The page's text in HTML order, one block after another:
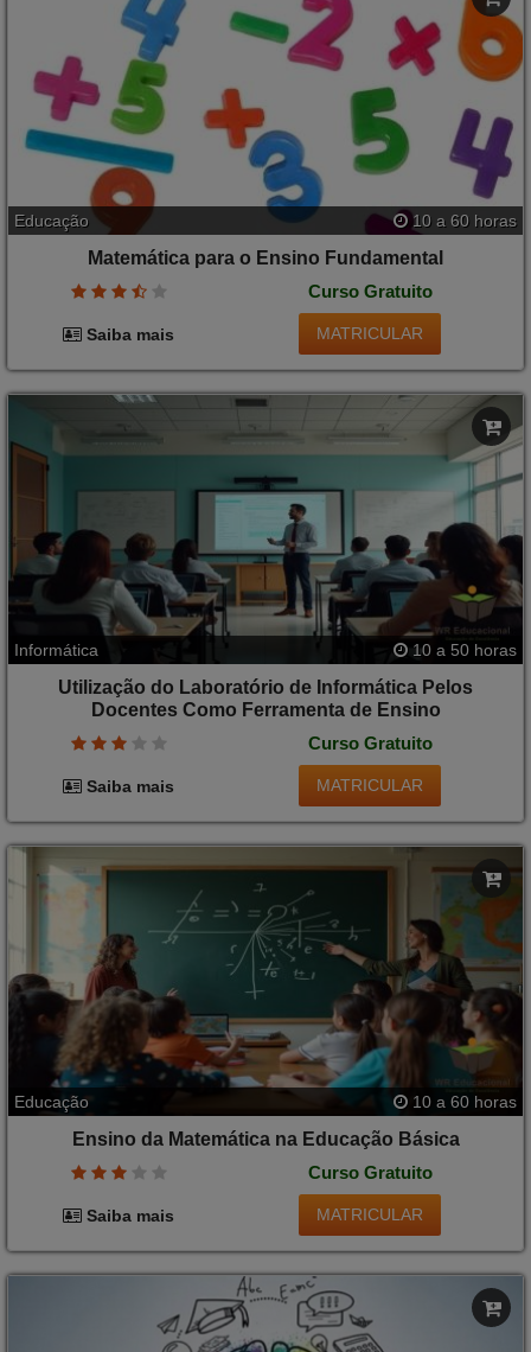
Educação 10 a 60 horas
Matemática para o Ensino Fundamental
Curso Gratuito
Saiba mais MATRICULAR
Informática 10 a 50 horas
Utilização do Laboratório de Informática Pelos
Docentes Como Ferramenta de Ensino
Curso Gratuito
Saiba mais MATRICULAR
Educação 10 a 60 horas
Ensino da Matemática na Educação Básica
Curso Gratuito
Saiba mais MATRICULAR